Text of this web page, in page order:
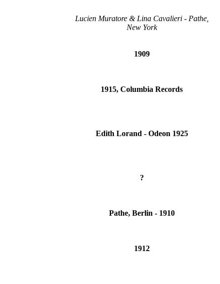
Lucien Muratore & Lina Cavalieri - Pathe,
New York
1909
1915, Columbia Records
Edith Lorand - Odeon 1925
?
Pathe, Berlin - 1910
1912